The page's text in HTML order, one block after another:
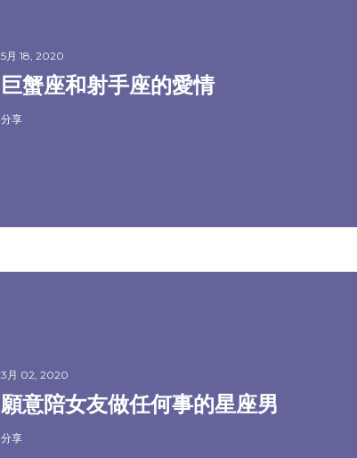
5月 18, 2020
巨蟹座和射手座的愛情
分享
3月 02, 2020
願意陪女友做任何事的星座男
分享